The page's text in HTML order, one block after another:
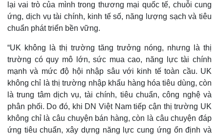
lại vai trò của mình trong thương mại quốc tế, chuỗi cung
ứng, dịch vụ tài chính, kinh tế số, năng lượng sạch và tiêu
chuẩn phát triển bền vững.
“UK không là thị trường tăng trưởng nóng, nhưng là thị
trường có quy mô lớn, sức mua cao, năng lực tài chính
mạnh và mức độ hội nhập sâu với kinh tế toàn cầu. UK
không chỉ là thị trường nhập khẩu hàng hóa tiêu dùng, còn
là trung tâm dịch vụ, tài chính, tiêu chuẩn, công nghệ và
phân phối. Do đó, khi DN Việt Nam tiếp cận thị trường UK
không chỉ là câu chuyện bán hàng, còn là câu chuyện đáp
ứng tiêu chuẩn, xây dựng năng lực cung ứng ổn định và